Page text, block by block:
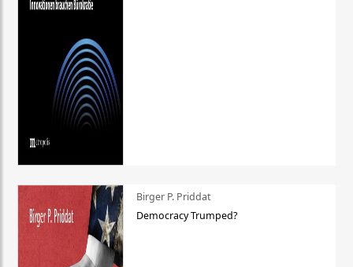
Birger P. Priddat
Democracy Trumped?